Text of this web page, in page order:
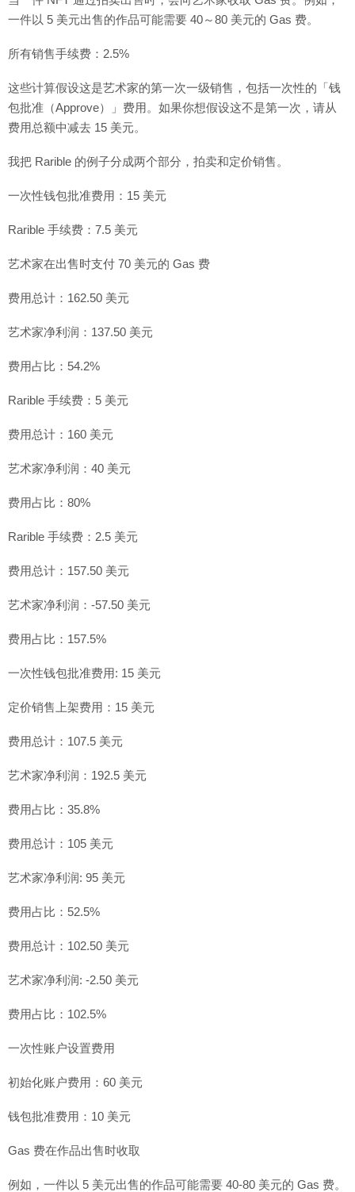
一件以 5 美元出售的作品可能需要 40～80 美元的 Gas 费。
所有销售手续费：2.5%
这些计算假设这是艺术家的第一次一级销售，包括一次性的「钱
包批准（Approve）」费用。如果你想假设这不是第一次，请从
费用总额中减去 15 美元。
我把 Rarible 的例子分成两个部分，拍卖和定价销售。
一次性钱包批准费用：15 美元
Rarible 手续费：7.5 美元
艺术家在出售时支付 70 美元的 Gas 费
费用总计：162.50 美元
艺术家净利润：137.50 美元
费用占比：54.2%
Rarible 手续费：5 美元
费用总计：160 美元
艺术家净利润：40 美元
费用占比：80%
Rarible 手续费：2.5 美元
费用总计：157.50 美元
艺术家净利润：-57.50 美元
费用占比：157.5%
一次性钱包批准费用: 15 美元
定价销售上架费用：15 美元
费用总计：107.5 美元
艺术家净利润：192.5 美元
费用占比：35.8%
费用总计：105 美元
艺术家净利润: 95 美元
费用占比：52.5%
费用总计：102.50 美元
艺术家净利润: -2.50 美元
费用占比：102.5%
一次性账户设置费用
初始化账户费用：60 美元
钱包批准费用：10 美元
Gas 费在作品出售时收取
例如，一件以 5 美元出售的作品可能需要 40-80 美元的 Gas 费。